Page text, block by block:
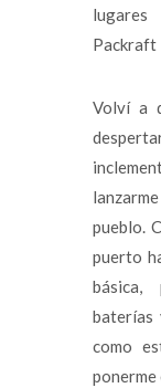
Packraft
Volví a
pueblo.
puerto
básica,
baterías
como